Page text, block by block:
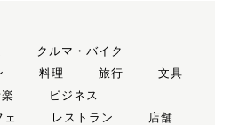
クルマ・バイク
料理 旅行
文具
ビジネス
ェ レストラン
店舗